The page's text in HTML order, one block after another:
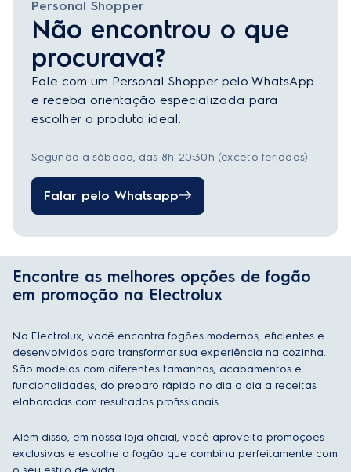
Personal Shopper
Não encontrou o que
procurava?
Fale com um Personal Shopper pelo WhatsApp
e receba orientação especializada para
escolher o produto ideal.
Segunda a sábado, das 8h-20:30h (exceto feriados)
Falar pelo Whatsapp
Encontre as melhores opções de fogão
em promoção na Electrolux
Na Electrolux, você encontra fogões modernos, eficientes e
desenvolvidos para transformar sua experiência na cozinha.
São modelos com diferentes tamanhos, acabamentos e
funcionalidades, do preparo rápido no dia a dia a receitas
elaboradas com resultados profissionais.
Além disso, em nossa loja oficial, você aproveita promoções
exclusivas e escolhe o fogão que combina perfeitamente com